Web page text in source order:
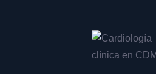
Monitoreo Holter de 48 horas en
Monitoreo Ambulatorio de